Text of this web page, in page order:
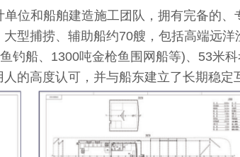
位和船舶建造施工团队，拥有完备的
型捕捞、辅助船约70艘，包括高端远洋
钓船、1300吨金枪鱼围网船等)、53米
的高度认可，并与船东建立了长期稳定